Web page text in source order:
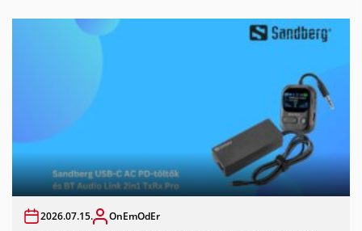
2026.07.15. OnEmOdEr